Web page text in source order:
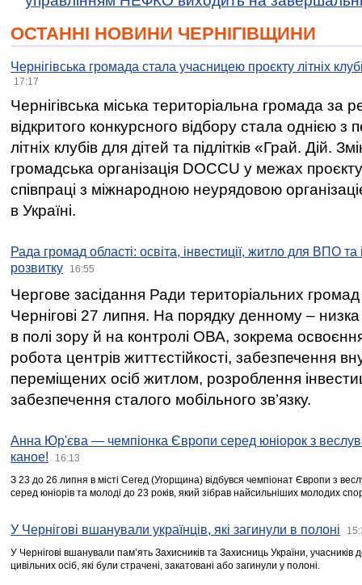
ОСТАННІ НОВИНИ ЧЕРНІГІВЩИНИ
Чернігівська громада стала учасницею проєкту літніх
17:17
Чернігівська міська територіальна громада за
відкритого конкурсного відбору стала однією
літніх клубів для дітей та підлітків «Грай. Дій.
громадська організація DOCCU у межах
співпраці з міжнародною неурядовою
в Україні.
Рада громад області: освіта, інвестиції, житло для ВПО
розвитку
16:55
Чергове засідання Ради територіальних громад
Чернігові 27 липня. На порядку денному –
в полі зору й на контролі ОВА, зокрема освоєння
робота центрів життєстійкості, забезпечення
переміщених осіб житлом, розроблення
забезпечення сталого мобільного зв’язку.
Анна Юр'єва — чемпіонка Європи серед юніорок з
каное!
16:13
З 23 до 26 липня в місті Сегед (Угорщина) відбувся чемпіонат Європи з
серед юніорів та молоді до 23 років, який зібрав найсильніших молодих
У Чернігові вшанували українців, які загинули в полоні
У Чернігові вшанували пам’ять Захисників та Захисниць України,
цивільних осіб, які були страчені, закатовані або загинули у полоні.